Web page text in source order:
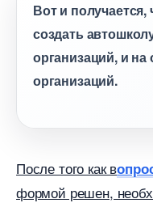
от и получается,
создать
организаций, и
организаций.
После того как
формой решен,